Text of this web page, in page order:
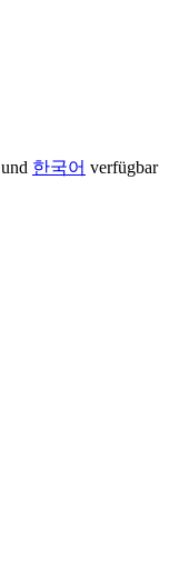
und 한국어 verfügbar